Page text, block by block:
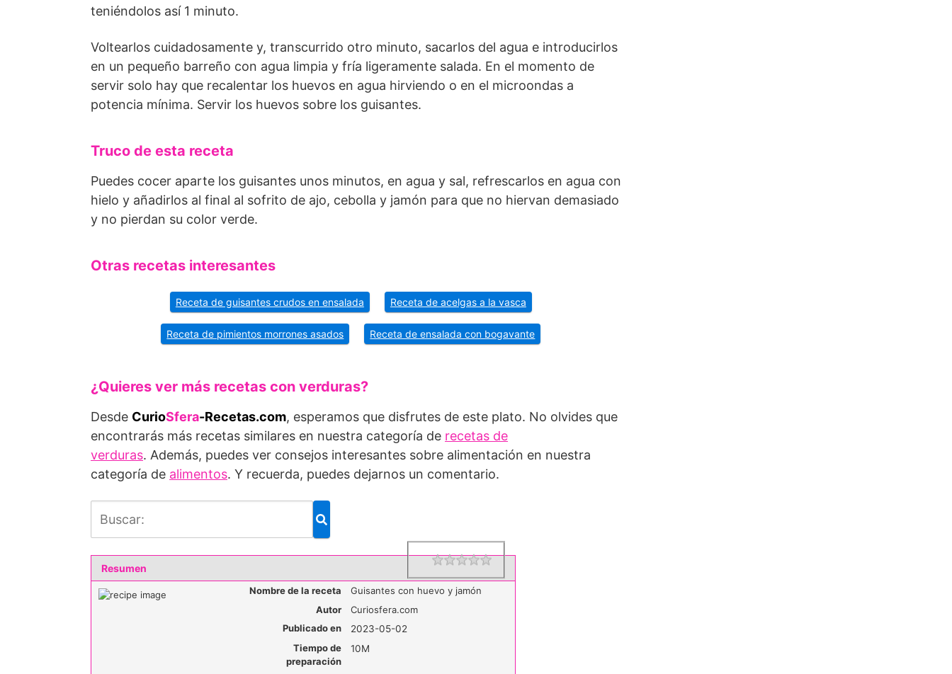
teniéndolos así 1 minuto.
Voltearlos cuidadosamente y, transcurrido otro minuto, sacarlos del agua e introducirlos
en un pequeño barreño con agua limpia y fría ligeramente salada. En el momento de
servir solo hay que recalentar los huevos en agua hirviendo o en el microondas a
potencia mínima. Servir los huevos sobre los guisantes.
Truco de esta receta
Puedes cocer aparte los guisantes unos minutos, en agua y sal, refrescarlos en agua con
hielo y añadirlos al final al sofrito de ajo, cebolla y jamón para que no hiervan demasiado
y no pierdan su color verde.
Otras recetas interesantes
Receta de guisantes crudos en ensalada Receta de acelgas a la vasca
Receta de pimientos morrones asados Receta de ensalada con bogavante
¿Quieres ver más recetas con verduras?
Desde CurioSfera-Recetas.com, esperamos que disfrutes de este plato. No olvides que
encontrarás más recetas similares en nuestra categoría de recetas de
verduras. Además, puedes ver consejos interesantes sobre alimentación en nuestra
categoría de alimentos. Y recuerda, puedes dejarnos un comentario.
Resumen Rating
Nombre de la receta
Guisantes con huevo y jamón
Autor
Curiosfera.com
Publicado en
2023-05-02
Tiempo de
preparación
10M